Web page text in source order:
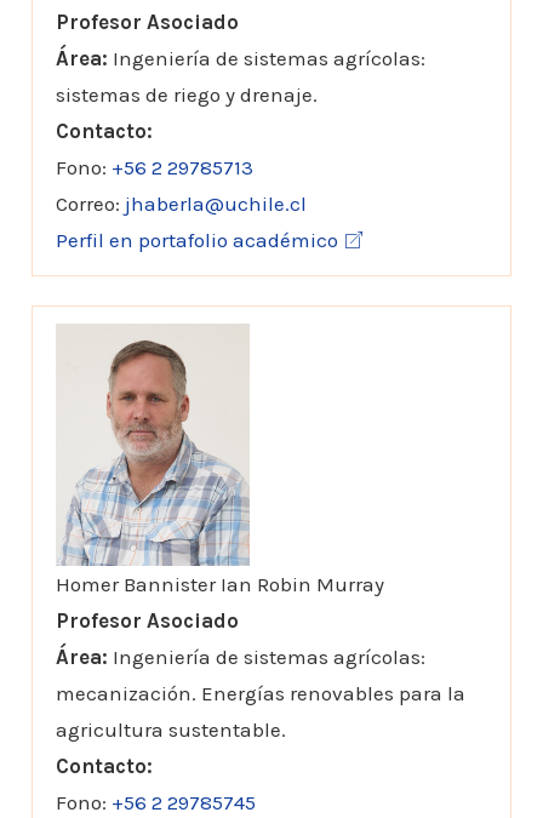
Profesor Asociado
Área: Ingeniería de sistemas agrícolas:
sistemas de riego y drenaje.
Contacto:
Fono: +56 2 29785713
Correo: jhaberla@uchile.cl
Perfil en portafolio académico
Homer Bannister Ian Robin Murray
Profesor Asociado
Área: Ingeniería de sistemas agrícolas:
mecanización. Energías renovables para la
agricultura sustentable.
Contacto:
Fono: +56 2 29785745